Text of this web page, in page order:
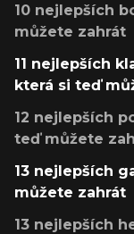
10 nejlepších
můžete zahrát
11 nejlepších
která si teď
12 nejlepších
teď můžete
13 nejlepších
můžete zahrát
13 nejlepších